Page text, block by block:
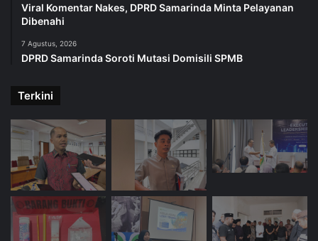
Viral Komentar Nakes, DPRD Samarinda Minta Pelayanan
Dibenahi
7 Agustus, 2026
DPRD Samarinda Soroti Mutasi Domisili SPMB
Terkini